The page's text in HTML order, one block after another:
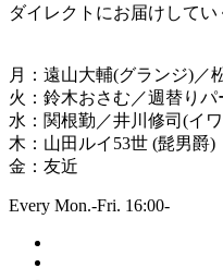
ダイレクトにお届けしてい
月：遠山大輔(グランジ)／
火：鈴木おさむ／週替りパ
水：関根勤／井川修司(イ
木：山田ルイ53世 (髭男爵)
金：友近
Every Mon.-Fri. 16:00-